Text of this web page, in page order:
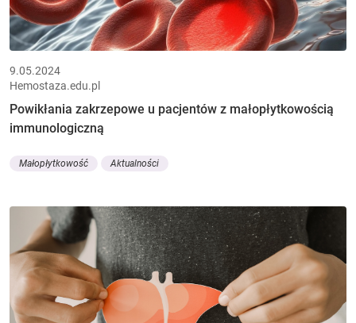
9.05.2024
Hemostaza.edu.pl
Powikłania zakrzepowe u pacjentów z małopłytkowością
immunologiczną
Małopłytkowość Aktualności